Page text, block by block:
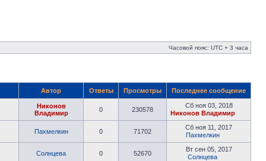
Часовой пояс: UTC + 3 часа
Автор Ответы Просмотры Последнее сообщение
Никонов
Владимир
0 230578
Сб ноя 03, 2018
Никонов Владимир
Пахмелкин 0 71702
Сб ноя 11, 2017
Пахмелкин
Солнцева 0 52670
Вт сен 05, 2017
Солнцева